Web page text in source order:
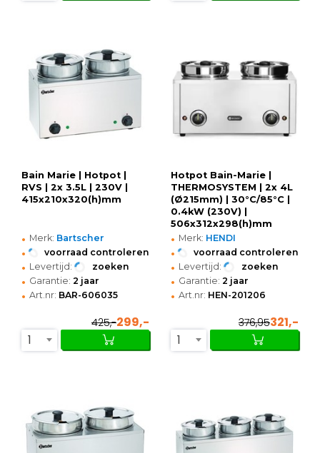
Bain Marie | Hotpot |
RVS | 2x 3.5L | 230V |
415x210x320(h)mm
• Merk: Bartscher
• voorraad controleren
• Levertijd: zoeken
• Garantie: 2 jaar
• Art.nr: BAR-606035
425,-299,-
1
Hotpot Bain-Marie |
THERMOSYSTEM | 2x 4L
(Ø215mm) | 30°C/85°C |
0.4kW (230V) |
506x312x298(h)mm
• Merk: HENDI
• voorraad controleren
• Levertijd: zoeken
• Garantie: 2 jaar
• Art.nr: HEN-201206
376,95321,-
1